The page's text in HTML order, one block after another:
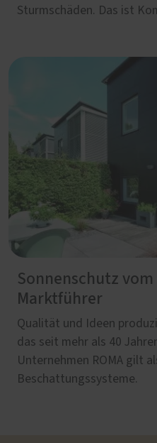
Sturmschäden. Das ist
Sonnenschutz
Marktführer
Qualität und Ideen
das seit mehr als 40
Unternehmen ROMA gilt
Beschattungssysteme.